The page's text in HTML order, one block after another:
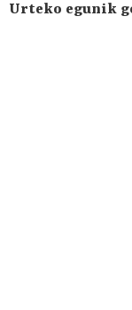
Urteko egunik